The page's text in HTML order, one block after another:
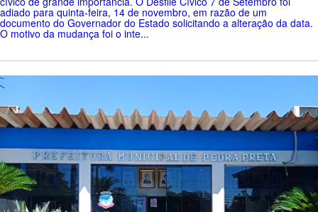
adiado para quinta-feira, 14 de novembro, em razão de um
documento do Governador do Estado solicitando a alteração da data.
O motivo da mudança foi o inte...